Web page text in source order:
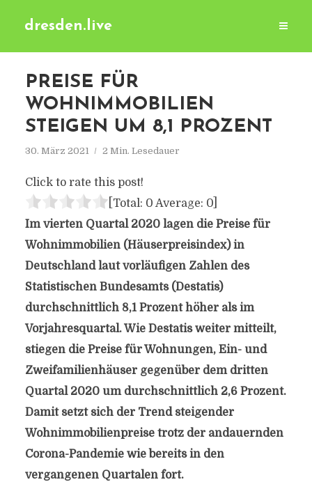
dresden.live
PREISE FÜR
WOHNIMMOBILIEN
STEIGEN UM 8,1 PROZENT
30. März 2021 2 Min. Lesedauer
Click to rate this post!
[Total: 0 Average: 0]
Im vierten Quartal 2020 lagen die Preise für
Wohnimmobilien (Häuserpreisindex) in
Deutschland laut vorläufigen Zahlen des
Statistischen Bundesamts (Destatis)
durchschnittlich 8,1 Prozent höher als im
Vorjahresquartal. Wie Destatis weiter mitteilt,
stiegen die Preise für Wohnungen, Ein- und
Zweifamilienhäuser gegenüber dem dritten
Quartal 2020 um durchschnittlich 2,6 Prozent.
Damit setzt sich der Trend steigender
Wohnimmobilienpreise trotz der andauernden
Corona-Pandemie wie bereits in den
vergangenen Quartalen fort.